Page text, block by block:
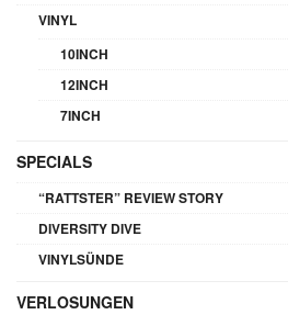
VINYL
10INCH
12INCH
7INCH
SPECIALS
“RATTSTER” REVIEW STORY
DIVERSITY DIVE
VINYLSÜNDE
VERLOSUNGEN